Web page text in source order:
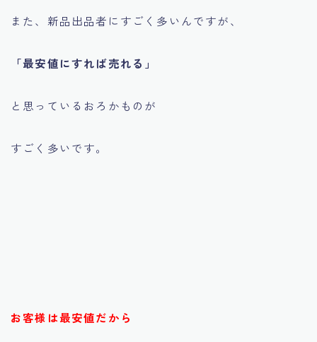
また、新品出品者にすごく多いんですが、
「最安値にすれば売れる」
と思っているおろかものが
すごく多いです。
お客様は最安値だから